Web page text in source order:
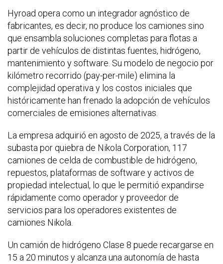
Hyroad opera como un integrador agnóstico de
fabricantes, es decir, no produce los camiones sino
que ensambla soluciones completas para flotas a
partir de vehículos de distintas fuentes, hidrógeno,
mantenimiento y software. Su modelo de negocio por
kilómetro recorrido (pay-per-mile) elimina la
complejidad operativa y los costos iniciales que
históricamente han frenado la adopción de vehículos
comerciales de emisiones alternativas.
La empresa adquirió en agosto de 2025, a través de la
subasta por quiebra de Nikola Corporation, 117
camiones de celda de combustible de hidrógeno,
repuestos, plataformas de software y activos de
propiedad intelectual, lo que le permitió expandirse
rápidamente como operador y proveedor de
servicios para los operadores existentes de
camiones Nikola.
Un camión de hidrógeno Clase 8 puede recargarse en
15 a 20 minutos y alcanza una autonomía de hasta